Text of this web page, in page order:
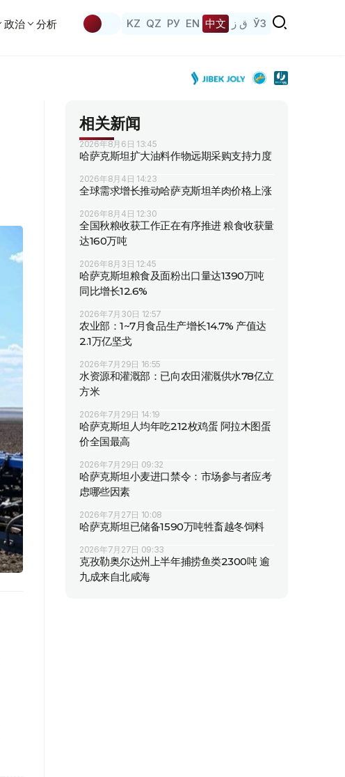
政治 分析 KZ QZ РУ EN 中文 ق ز ЎЗ
相关新闻
2026年8月6日 13:45
哈萨克斯坦扩大油料作物远期采购支持力度
2026年8月4日 14:23
全球需求增长推动哈萨克斯坦羊肉价格上涨
2026年8月4日 12:30
全国秋粮收获工作正在有序推进 粮食收获量
达160万吨
2026年8月3日 12:45
哈萨克斯坦粮食及面粉出口量达1390万吨
同比增长12.6%
2026年7月30日 12:57
农业部：1~7月食品生产增长14.7% 产值达
2.1万亿坚戈
2026年7月29日 16:55
水资源和灌溉部：已向农田灌溉供水78亿立
方米
2026年7月29日 14:19
哈萨克斯坦人均年吃212枚鸡蛋 阿拉木图蛋
价全国最高
2026年7月29日 09:32
哈萨克斯坦小麦进口禁令：市场参与者应考
虑哪些因素
2026年7月27日 10:08
哈萨克斯坦已储备1590万吨牲畜越冬饲料
2026年7月27日 09:33
克孜勒奥尔达州上半年捕捞鱼类2300吨 逾
九成来自北咸海